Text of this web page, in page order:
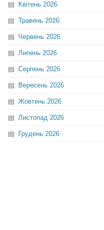
Квітень 2026
Травень 2026
Червень 2026
Липень 2026
Серпень 2026
Вересень 2026
Жовтень 2026
Листопад 2026
Грудень 2026